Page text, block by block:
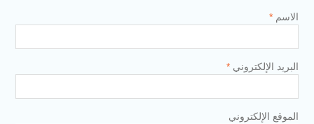
الاسم *
البريد الإلكتروني *
الموقع الإلكتروني